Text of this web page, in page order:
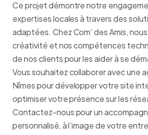
Ce projet démontre notre
expertises locales à travers des
adaptées. Chez Com' des Amis,
créativité et nos compétences
de nos clients pour les aider à se
Vous souhaitez collaborer avec une
Nîmes pour développer votre site
optimiser votre présence sur les
Contactez-nous pour un
personnalisé, à l’image de votre